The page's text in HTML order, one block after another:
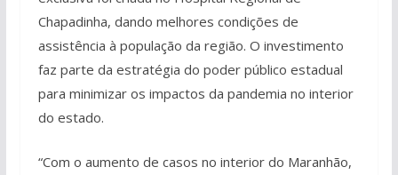
Chapadinha, dando melhores condições de
assistência à população da região. O investimento
faz parte da estratégia do poder público estadual
para minimizar os impactos da pandemia no interior
do estado.
“Com o aumento de casos no interior do Maranhão,